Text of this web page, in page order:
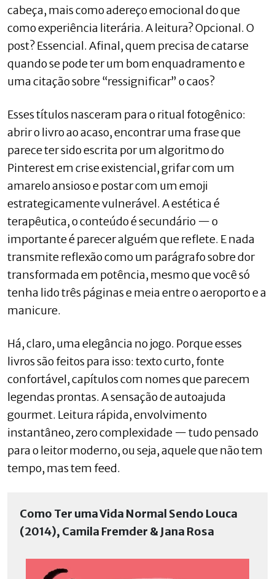
cabeça, mais como adereço emocional do que
como experiência literária. A leitura? Opcional. O
post? Essencial. Afinal, quem precisa de catarse
quando se pode ter um bom enquadramento e
uma citação sobre “ressignificar” o caos?
Esses títulos nasceram para o ritual fotogênico:
abrir o livro ao acaso, encontrar uma frase que
parece ter sido escrita por um algoritmo do
Pinterest em crise existencial, grifar com um
amarelo ansioso e postar com um emoji
estrategicamente vulnerável. A estética é
terapêutica, o conteúdo é secundário — o
importante é parecer alguém que reflete. E nada
transmite reflexão como um parágrafo sobre dor
transformada em potência, mesmo que você só
tenha lido três páginas e meia entre o aeroporto e a
manicure.
Há, claro, uma elegância no jogo. Porque esses
livros são feitos para isso: texto curto, fonte
confortável, capítulos com nomes que parecem
legendas prontas. A sensação de autoajuda
gourmet. Leitura rápida, envolvimento
instantâneo, zero complexidade — tudo pensado
para o leitor moderno, ou seja, aquele que não tem
tempo, mas tem feed.
Como Ter uma Vida Normal Sendo Louca
(2014), Camila Fremder & Jana Rosa